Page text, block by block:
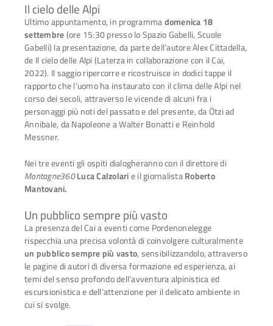
Il cielo delle Alpi
Ultimo appuntamento, in programmadomenica 18
settembre(ore 15:30 presso lo Spazio Gabelli, Scuole
Gabelli) la presentazione, da parte dell’autore Alex Cittadella,
de Il cielo delle Alpi (Laterza in collaborazione con il Cai,
2022). Il saggio ripercorre e ricostruisce in dodici tappe il
rapporto che l’uomo ha instaurato con il clima delle Alpi nel
corso dei secoli, attraverso le vicende di alcuni fra i
personaggi più noti del passato e del presente, da Ötzi ad
Annibale, da Napoleone a Walter Bonatti e Reinhold
Messner.
Nei tre eventi gli ospiti dialogheranno con il direttore di
Montagne360Luca Calzolarie il giornalistaRoberto
Mantovani.
Un pubblico sempre più vasto
La presenza del Cai a eventi come Pordenonelegge
rispecchia una precisa volontà di coinvolgere culturalmente
un pubblico sempre più vasto, sensibilizzandolo, attraverso
le pagine di autori di diversa formazione ed esperienza, ai
temi del senso profondo dell’avventura alpinistica ed
escursionistica e dell’attenzione per il delicato ambiente in
cui si svolge.